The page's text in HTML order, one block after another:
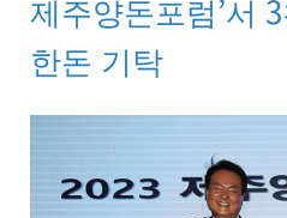
제주양돈포럼 ’서 3
한돈 기탁